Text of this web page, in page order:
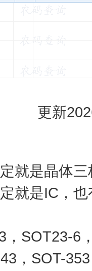
更新
就是晶体
就是IC，
，SOT23-6
，SOT-